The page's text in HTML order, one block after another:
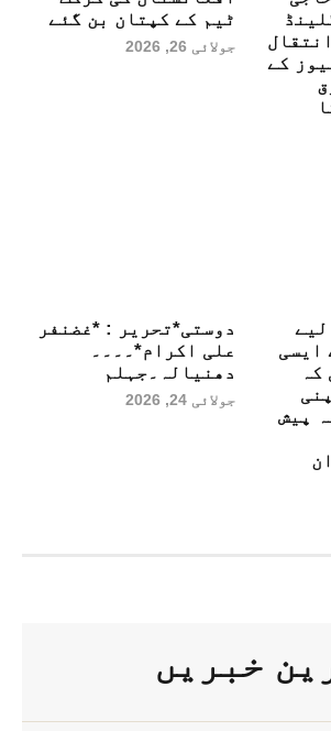
کے
ٹیم کے کپتان بن گئے
جولائی 26, 2026
لیے
ایسی
کہ
پیش
دوستی*تحریر : *غضنفر
علی اکرام*۔۔۔۔
دھنیالہ۔جہلم
جولائی 24, 2026
خبریں